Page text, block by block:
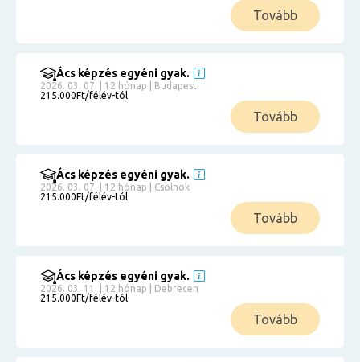
Tovább
Ács képzés egyéni gyak.
2026. 03. 07. | 12 hónap | Budapest
215.000Ft/félév-tól
Tovább
Ács képzés egyéni gyak.
2026. 03. 07. | 12 hónap | Csolnok
215.000Ft/félév-tól
Tovább
Ács képzés egyéni gyak.
2026. 03. 11. | 12 hónap | Debrecen
215.000Ft/félév-tól
Tovább